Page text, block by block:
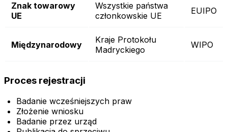
Znak towarowy
UE
Wszystkie państwa
członkowskie UE
EUIPO
Międzynarodowy
Kraje Protokołu
Madryckiego
WIPO
Proces rejestracji
Badanie wcześniejszych praw
Złożenie wniosku
Badanie przez urząd